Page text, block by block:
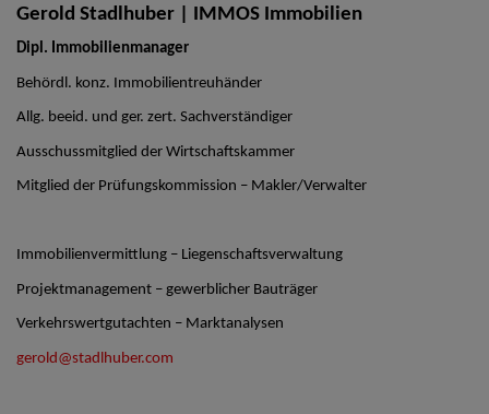
Gerold Stadlhuber | IMMOS Immobilien
Dipl. Immobilienmanager
Behördl. konz. Immobilientreuhänder
Allg. beeid. und ger. zert. Sachverständiger
Ausschussmitglied der Wirtschaftskammer
Mitglied der Prüfungskommission – Makler/Verwalter
Immobilienvermittlung – Liegenschaftsverwaltung
Projektmanagement – gewerblicher Bauträger
Verkehrswertgutachten – Marktanalysen
gerold@stadlhuber.com